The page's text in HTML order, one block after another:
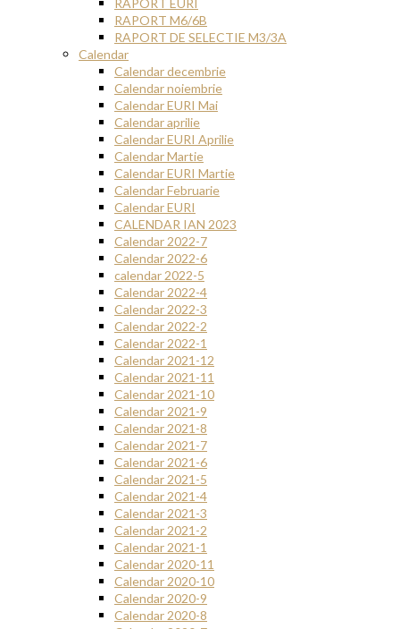
RAPORT M6/6B
RAPORT DE SELECTIE M3/3A
Calendar
Calendar decembrie
Calendar noiembrie
Calendar EURI Mai
Calendar aprilie
Calendar EURI Aprilie
Calendar Martie
Calendar EURI Martie
Calendar Februarie
Calendar EURI
CALENDAR IAN 2023
Calendar 2022-7
Calendar 2022-6
calendar 2022-5
Calendar 2022-4
Calendar 2022-3
Calendar 2022-2
Calendar 2022-1
Calendar 2021-12
Calendar 2021-11
Calendar 2021-10
Calendar 2021-9
Calendar 2021-8
Calendar 2021-7
Calendar 2021-6
Calendar 2021-5
Calendar 2021-4
Calendar 2021-3
Calendar 2021-2
Calendar 2021-1
Calendar 2020-11
Calendar 2020-10
Calendar 2020-9
Calendar 2020-8